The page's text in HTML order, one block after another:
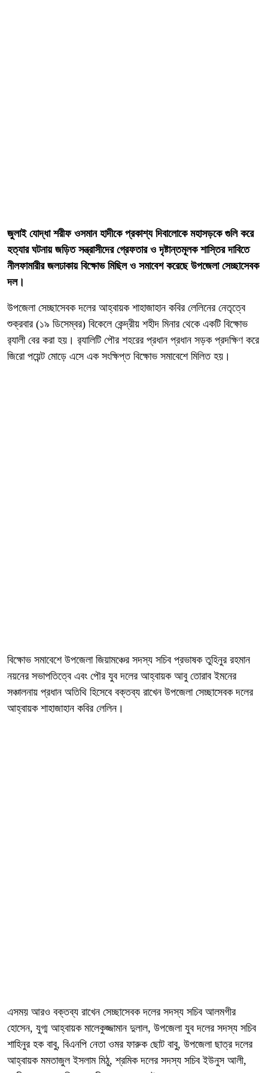
জুলাই যোদ্ধা শরীফ ওসমান হাদীকে প্রকাশ্য দিবালোকে মহাসড়কে গুলি করে
হত্যার ঘটনায় জড়িত সন্ত্রাসীদের গ্রেফতার ও দৃষ্টান্তমূলক শাস্তির দাবিতে
নীলফামারীর জলঢাকায় বিক্ষোভ মিছিল ও সমাবেশ করেছে উপজেলা সেচ্ছাসেবক
দল।
উপজেলা সেচ্ছাসেবক দলের আহ্বায়ক শাহাজাহান কবির লেলিনের নেতৃত্বে
শুক্রবার (১৯ ডিসেম্বর) বিকেলে কেন্দ্রীয় শহীদ মিনার থেকে একটি বিক্ষোভ
র‌্যালী বের করা হয়। র‌্যালিটি পৌর শহরের প্রধান প্রধান সড়ক প্রদক্ষিণ করে
জিরো পয়েন্ট মোড়ে এসে এক সংক্ষিপ্ত বিক্ষোভ সমাবেশে মিলিত হয়।
বিক্ষোভ সমাবেশে উপজেলা জিয়ামঞ্চের সদস্য সচিব প্রভাষক তুহিনুর রহমান
নয়নের সভাপতিত্বে এবং পৌর যুব দলের আহ্বায়ক আবু তোরাব ইমনের
সঞ্চালনায় প্রধান অতিথি হিসেবে বক্তব্য রাখেন উপজেলা সেচ্ছাসেবক দলের
আহ্বায়ক শাহাজাহান কবির লেলিন।
এসময় আরও বক্তব্য রাখেন সেচ্ছাসেবক দলের সদস্য সচিব আলমগীর
হোসেন, যুগ্ম আহ্বায়ক মালেকুজ্জামান দুলাল, উপজেলা যুব দলের সদস্য সচিব
শাহিনুর হক বাবু, বিএনপি নেতা ওমর ফারুক ছোট বাবু, উপজেলা ছাত্র দলের
আহ্বায়ক মমতাজুল ইসলাম মিঠু, শ্রমিক দলের সদস্য সচিব ইউনুস আলী,